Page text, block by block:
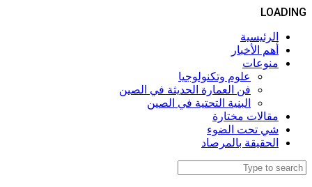
LOADING
الرئيسية
أهم الأخبار
منوعات
علوم وتكنولوجيا
فن العمارة الحديثة في الصين
البنية التحتية في الصين
مقالات مختارة
شي تحت الضوء
الحقيقة بالمرصاد